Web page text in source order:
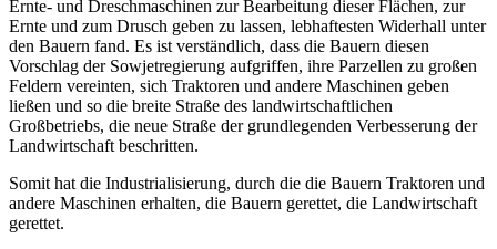
Ernte- und Dreschmaschinen zur Bearbeitung dieser Flächen, zur
Ernte und zum Drusch geben zu lassen, lebhaftesten Widerhall unter
den Bauern fand. Es ist verständlich, dass die Bauern diesen
Vorschlag der Sowjetregierung aufgriffen, ihre Parzellen zu großen
Feldern vereinten, sich Traktoren und andere Maschinen geben
ließen und so die breite Straße des landwirtschaftlichen
Großbetriebs, die neue Straße der grundlegenden Verbesserung der
Landwirtschaft beschritten.
Somit hat die Industrialisierung, durch die die Bauern Traktoren und
andere Maschinen erhalten, die Bauern gerettet, die Landwirtschaft
gerettet.